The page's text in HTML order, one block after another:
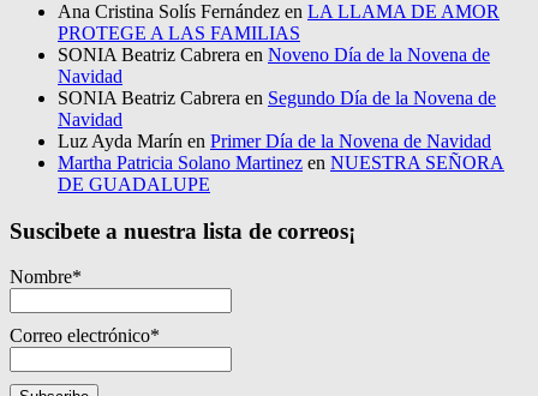
Ana Cristina Solís Fernández en LA LLAMA DE AMOR
PROTEGE A LAS FAMILIAS
SONIA Beatriz Cabrera en Noveno Día de la Novena de
Navidad
SONIA Beatriz Cabrera en Segundo Día de la Novena de
Navidad
Luz Ayda Marín en Primer Día de la Novena de Navidad
Martha Patricia Solano Martinez en NUESTRA SEÑORA
DE GUADALUPE
Suscibete a nuestra lista de correos¡
Nombre*
Correo electrónico*